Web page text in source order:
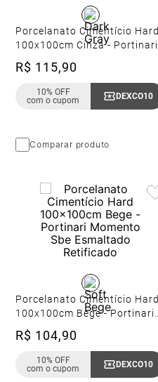
Porcelanato Cimentício Hard
100x100cm Cinza - Portinari
Momento Dgr Esmaltado
Retificado
R$ 115,90
10% OFF
com o cupom
DEXCO10
Comparar produto
Porcelanato Cimentício Hard
100x100cm Bege - Portinari
Momento Sbe Esmaltado
Retificado
R$ 104,90
10% OFF
com o cupom
DEXCO10